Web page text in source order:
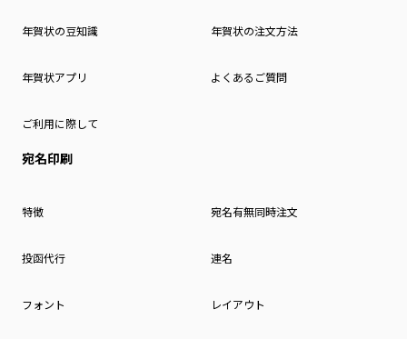
年賀状の豆知識 年賀状の注文方法
年賀状アプリ よくあるご質問
ご利用に際して
宛名印刷
特徴 宛名有無同時注文
投函代行 連名
フォント レイアウト